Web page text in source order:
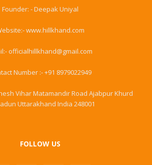
Founder: - Deepak Uniyal
www.hillkhand.com
officialhillkhand@gmail.com
Number :- +91 8979022949
Vihar Matamandir Road Ajabpur Khurd
Uttarakhand India 248001
FOLLOW US